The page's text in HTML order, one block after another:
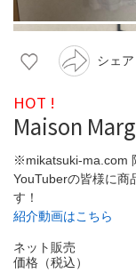
シェア
HOT !
Maison
※mikatsuki-ma.com
YouTuberの皆様に商
す！
紹介動画はこちら
ネット販売
価格（税込）